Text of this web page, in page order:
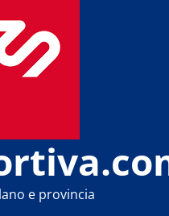
e provincia